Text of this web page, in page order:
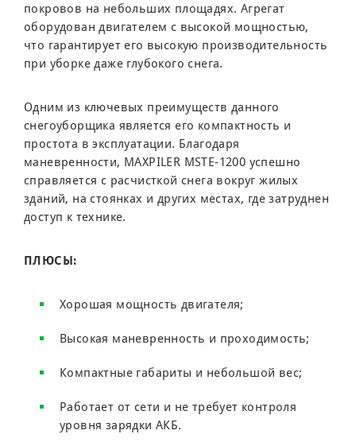
покровов на небольших площадях. Агрегат
оборудован двигателем с высокой мощностью,
что гарантирует его высокую производительность
при уборке даже глубокого снега.
Одним из ключевых преимуществ данного
снегоуборщика является его компактность и
простота в эксплуатации. Благодаря
маневренности, MAXPILER MSTE-1200 успешно
справляется с расчисткой снега вокруг жилых
зданий, на стоянках и других местах, где затруднен
доступ к технике.
ПЛЮСЫ:
Хорошая мощность двигателя;
Высокая маневренность и проходимость;
Компактные габариты и небольшой вес;
Работает от сети и не требует контроля
уровня зарядки АКБ.